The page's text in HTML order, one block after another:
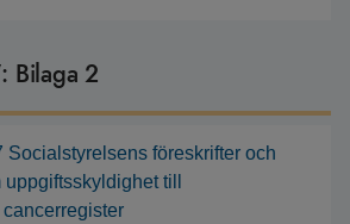
Bilaga 2
Socialstyrelsens föreskrifter och
till